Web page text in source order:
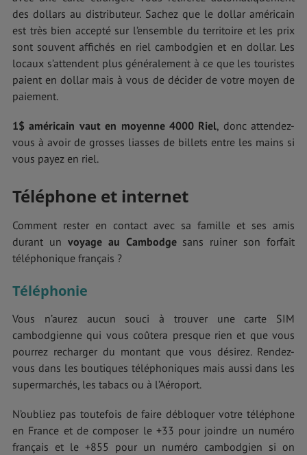
des dollars au distributeur. Sachez que le dollar américain
est très bien accepté sur l’ensemble du territoire et les prix
sont souvent affichés en riel cambodgien et en dollar. Les
locaux s’attendent plus généralement à ce que les touristes
paient en dollar mais à vous de décider de votre moyen de
paiement.
1$ américain vaut en moyenne 4000 Riel, donc attendez-
vous à avoir de grosses liasses de billets entre les mains si
vous payez en riel.
Téléphone et internet
Comment rester en contact avec sa famille et ses amis
durant un voyage au Cambodgesans ruiner son forfait
téléphonique français ?
Téléphonie
Vous n’aurez aucun souci à trouver une carte SIM
cambodgienne qui vous coûtera presque rien et que vous
pourrez recharger du montant que vous désirez. Rendez-
vous dans les boutiques téléphoniques mais aussi dans les
supermarchés, les tabacs ou à l’Aéroport.
N’oubliez pas toutefois de faire débloquer votre téléphone
en France et de composer le +33 pour joindre un numéro
français et le +855 pour un numéro cambodgien si on